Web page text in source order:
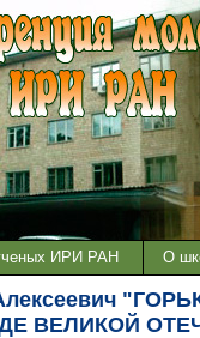
ИРИ РАН О
ВЕЛИКОЙ